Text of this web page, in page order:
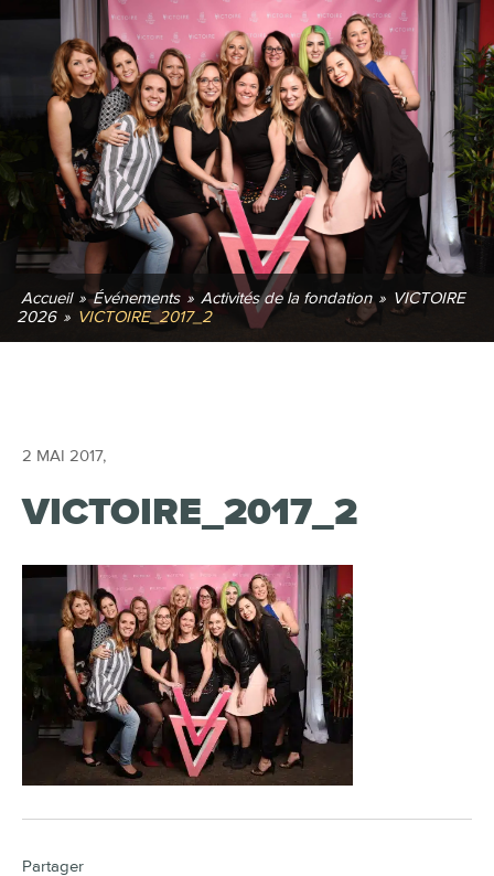
Accueil » Événements » Activités de la fondation » VICTOIRE
2026 » VICTOIRE_2017_2
2 MAI 2017,
VICTOIRE_2017_2
Partager